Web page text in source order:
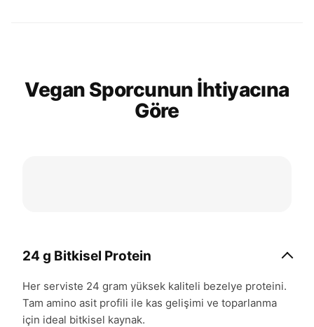
Vegan Sporcunun İhtiyacına
Göre
24 g Bitkisel Protein
Her serviste 24 gram yüksek kaliteli bezelye proteini.
Tam amino asit profili ile kas gelişimi ve toparlanma
için ideal bitkisel kaynak.